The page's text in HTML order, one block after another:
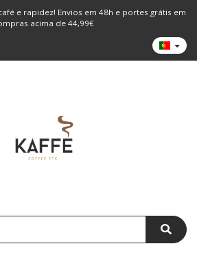
e rapidez! Envios em 48h e portes grátis em
acima de 44,99€